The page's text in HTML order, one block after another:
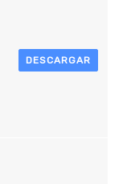
DESCARGAR